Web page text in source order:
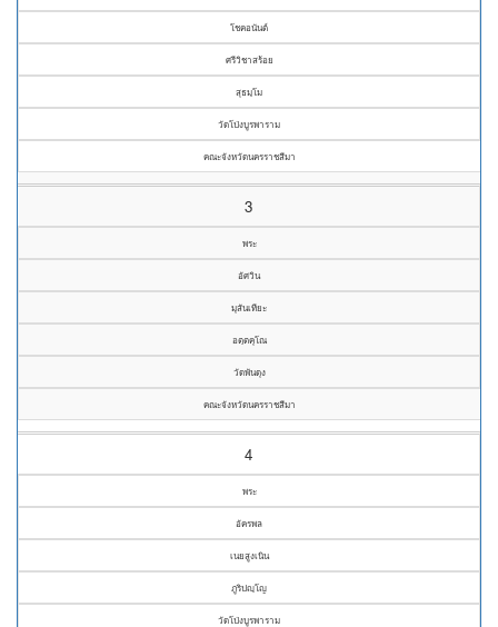
โชคอนันต์
ศรีวิชาสร้อย
สุธมฺโม
วัดโป่งบูรพาราม
คณะจังหวัดนครราชสีมา
3
พระ
อัศวิน
มุสันเทียะ
อตฺตคุโณ
วัดพันดุง
คณะจังหวัดนครราชสีมา
4
พระ
อัครพล
เนยสูงเนิน
ภูริปญฺโญ
วัดโป่งบูรพาราม